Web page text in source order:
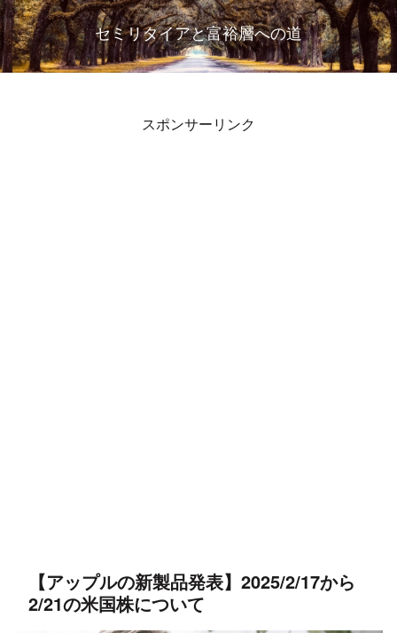
セミリタイアと富裕層への道
スポンサーリンク
【アップルの新製品発表】2025/2/17から
2/21の米国株について